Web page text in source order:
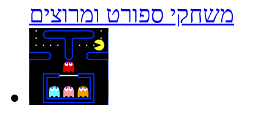
משחקי ספורט ומרוצים